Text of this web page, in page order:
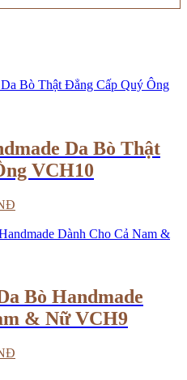
Da Bò Thật
VCH10
Bò Handmade
& Nữ VCH9